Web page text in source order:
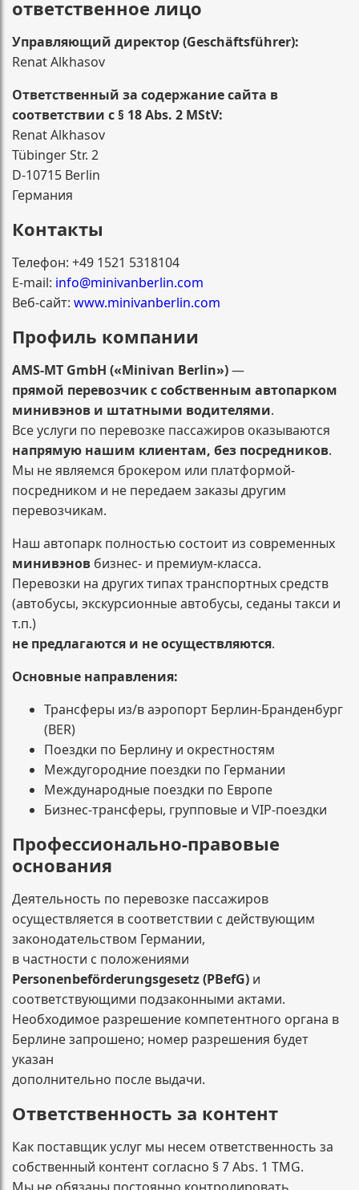
ответственное лицо
Управляющий директор (Geschäftsführer):
Renat Alkhasov
Ответственный за содержание сайта в
соответствии с § 18 Abs. 2 MStV:
Renat Alkhasov
Tübinger Str. 2
D-10715 Berlin
Германия
Контакты
Телефон: +49 1521 5318104
E-mail: info@minivanberlin.com
Веб-сайт: www.minivanberlin.com
Профиль компании
AMS-MT GmbH («Minivan Berlin»)—
прямой перевозчик с собственным автопарком
минивэнов и штатными водителями.
Все услуги по перевозке пассажиров оказываются
напрямую нашим клиентам, без посредников.
Мы не являемся брокером или платформой-
посредником и не передаем заказы другим
перевозчикам.
Наш автопарк полностью состоит из современных
минивэнов бизнес- и премиум-класса.
Перевозки на других типах транспортных средств
(автобусы, экскурсионные автобусы, седаны такси и
т.п.)
не предлагаются и не осуществляются.
Основные направления:
Трансферы из/в аэропорт Берлин-Бранденбург
(BER)
Поездки по Берлину и окрестностям
Междугородние поездки по Германии
Международные поездки по Европе
Бизнес-трансферы, групповые и VIP-поездки
Профессионально-правовые
основания
Деятельность по перевозке пассажиров
осуществляется в соответствии с действующим
законодательством Германии,
в частности с положениями
Personenbeförderungsgesetz (PBefG) и
соответствующими подзаконными актами.
Необходимое разрешение компетентного органа в
Берлине запрошено; номер разрешения будет
указан
дополнительно после выдачи.
Ответственность за контент
Как поставщик услуг мы несем ответственность за
собственный контент согласно § 7 Abs. 1 TMG.